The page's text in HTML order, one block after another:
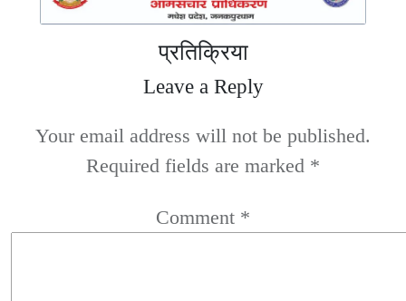
प्रतिक्रिया
Leave a Reply
Your email address will not be published.
Required fields are marked *
Comment *